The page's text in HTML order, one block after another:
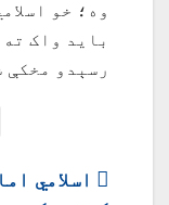
وه؛ خو
باید واک
رسېدو مخکې
ليکنه
اسلامي